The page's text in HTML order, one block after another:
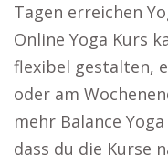
Tagen erreichen
Online Yoga Kurs
flexibel gestalten,
oder am
mehr Balance
dass du die Kurse